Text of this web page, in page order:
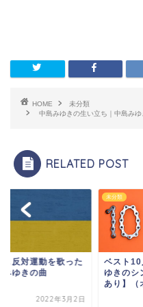
HOME
未分類
中島みゆきの生い立ち｜中島み
RELATED POST
＆反対運動を歌った
みゆきの曲
2022年3月2日
未分類
ベスト10
ゆきのシ
あり】（